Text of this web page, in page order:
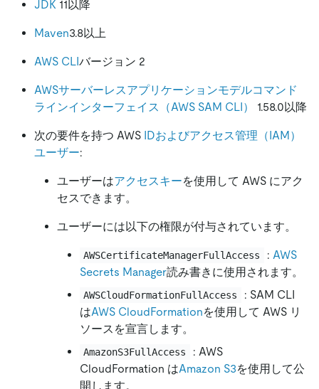
JDK 11以降
Maven3.8以上
AWS CLIバージョン 2
AWSサーバーレスアプリケーションモデルコマンド
ラインインターフェイス（AWS SAM CLI）
1.58.0以降
次の要件を持つ AWS IDおよびアクセス管理（IAM）
ユーザー:
ユーザーはアクセスキーを使用して AWS にアク
セスできます。
ユーザーには以下の権限が付与されています。
AWSCertificateManagerFullAccess : AWS
Secrets Manager読み書きに使用されます。
AWSCloudFormationFullAccess
: SAM CLI
はAWS CloudFormationを使用して AWS リ
ソースを宣言します。
AmazonS3FullAccess
: AWS
CloudFormation はAmazon S3を使用して公
開します。